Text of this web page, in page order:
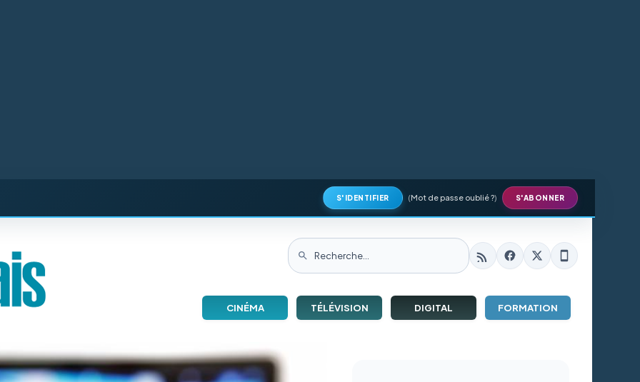
S'IDENTIFIER (Mot de passe oublié ?) S'ABONNER
CINÉMA TÉLÉVISION DIGITAL FORMATION